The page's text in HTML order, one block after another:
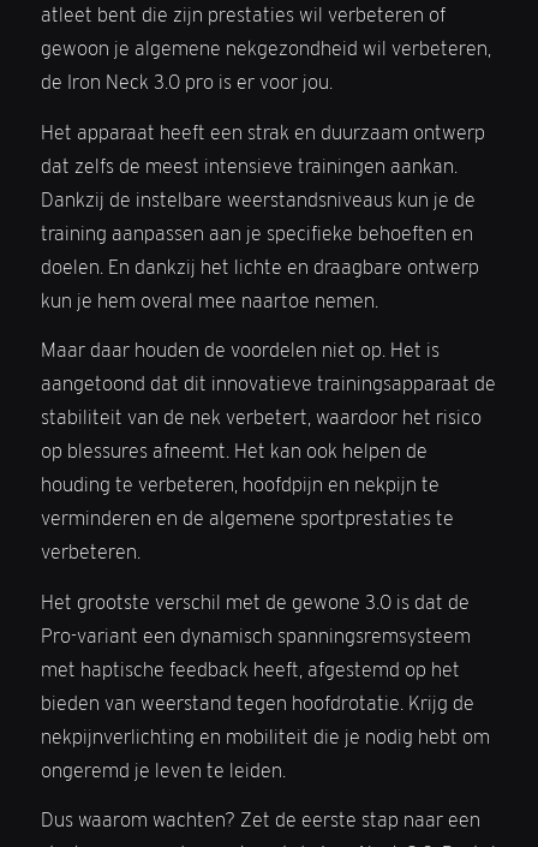
atleet bent die zijn prestaties wil verbeteren of
gewoon je algemene nekgezondheid wil verbeteren,
de Iron Neck 3.0 pro is er voor jou.
Het apparaat heeft een strak en duurzaam ontwerp
dat zelfs de meest intensieve trainingen aankan.
Dankzij de instelbare weerstandsniveaus kun je de
training aanpassen aan je specifieke behoeften en
doelen. En dankzij het lichte en draagbare ontwerp
kun je hem overal mee naartoe nemen.
Maar daar houden de voordelen niet op. Het is
aangetoond dat dit innovatieve trainingsapparaat de
stabiliteit van de nek verbetert, waardoor het risico
op blessures afneemt. Het kan ook helpen de
houding te verbeteren, hoofdpijn en nekpijn te
verminderen en de algemene sportprestaties te
verbeteren.
Het grootste verschil met de gewone 3.0 is dat de
Pro-variant een dynamisch spanningsremsysteem
met haptische feedback heeft, afgestemd op het
bieden van weerstand tegen hoofdrotatie. Krijg de
nekpijnverlichting en mobiliteit die je nodig hebt om
ongeremd je leven te leiden.
Dus waarom wachten? Zet de eerste stap naar een